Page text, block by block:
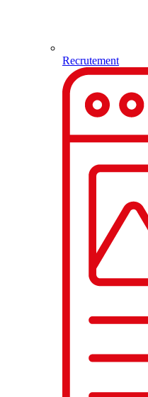
Recrutement